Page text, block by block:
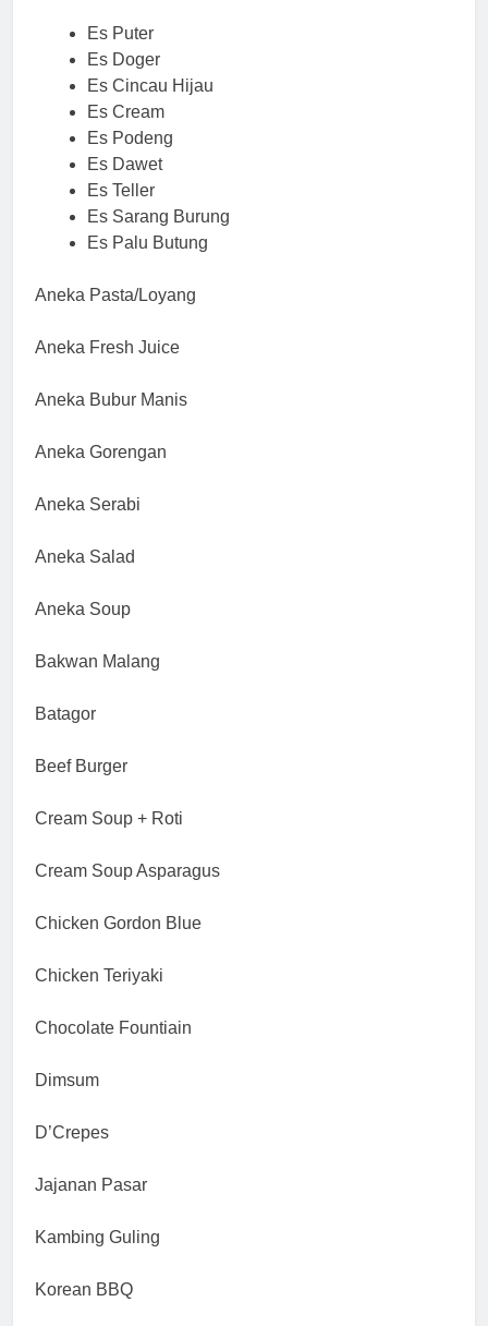
Es Puter
Es Doger
Es Cincau Hijau
Es Cream
Es Podeng
Es Dawet
Es Teller
Es Sarang Burung
Es Palu Butung
Aneka Pasta/Loyang
Aneka Fresh Juice
Aneka Bubur Manis
Aneka Gorengan
Aneka Serabi
Aneka Salad
Aneka Soup
Bakwan Malang
Batagor
Beef Burger
Cream Soup + Roti
Cream Soup Asparagus
Chicken Gordon Blue
Chicken Teriyaki
Chocolate Fountiain
Dimsum
D’Crepes
Jajanan Pasar
Kambing Guling
Korean BBQ